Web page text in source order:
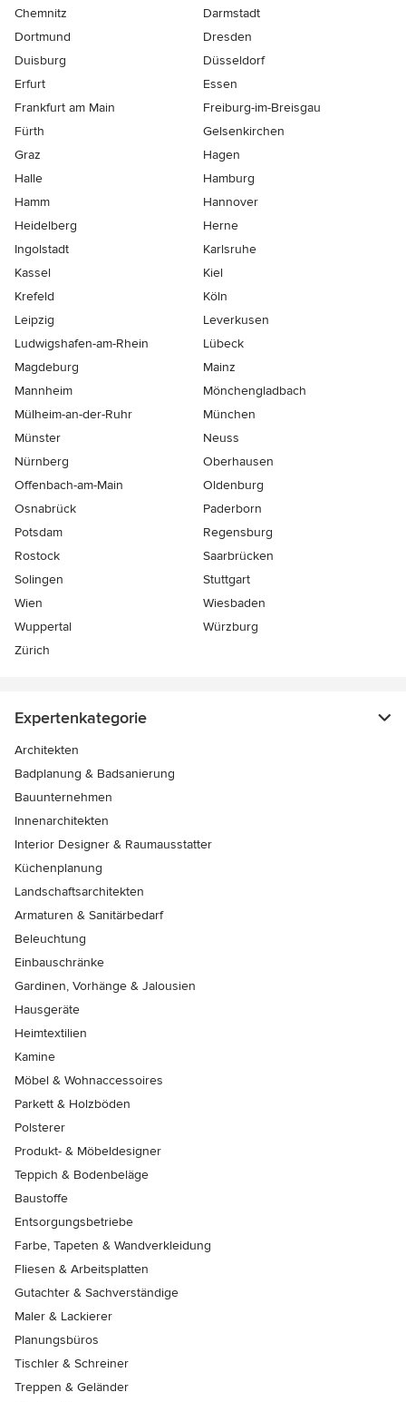
Chemnitz
Darmstadt
Dortmund
Dresden
Duisburg
Düsseldorf
Erfurt
Essen
Frankfurt am Main
Freiburg-im-Breisgau
Fürth
Gelsenkirchen
Graz
Hagen
Halle
Hamburg
Hamm
Hannover
Heidelberg
Herne
Ingolstadt
Karlsruhe
Kassel
Kiel
Krefeld
Köln
Leipzig
Leverkusen
Ludwigshafen-am-Rhein
Lübeck
Magdeburg
Mainz
Mannheim
Mönchen­gladbach
Mülheim-an-der-Ruhr
München
Münster
Neuss
Nürnberg
Oberhausen
Offenbach-am-Main
Oldenburg
Osnabrück
Paderborn
Potsdam
Regensburg
Rostock
Saarbrücken
Solingen
Stuttgart
Wien
Wiesbaden
Wuppertal
Würzburg
Zürich
Expertenkategorie
Architekten
Badplanung & Badsanierung
Bauunternehmen
Innenarchitekten
Interior Designer & Raumausstatter
Küchenplanung
Landschaftsarchitekten
Armaturen & Sanitärbedarf
Beleuchtung
Einbauschränke
Gardinen, Vorhänge & Jalousien
Hausgeräte
Heimtextilien
Kamine
Möbel & Wohnaccessoires
Parkett & Holzböden
Polsterer
Produkt- & Möbeldesigner
Teppich & Bodenbeläge
Baustoffe
Entsorgungsbetriebe
Farbe, Tapeten & Wandverkleidung
Fliesen & Arbeitsplatten
Gutachter & Sachverständige
Maler & Lackierer
Planungsbüros
Tischler & Schreiner
Treppen & Geländer